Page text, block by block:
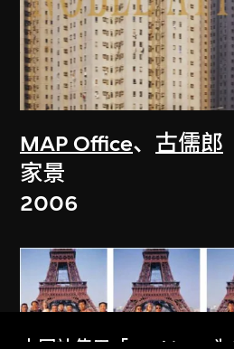
MAP Office、 古儒郎
家景
2006